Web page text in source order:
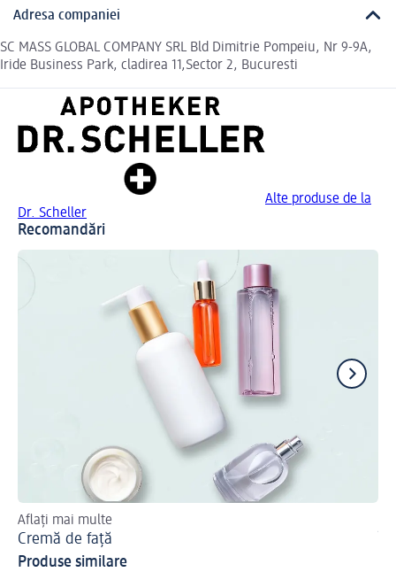
Adresa companiei
SC MASS GLOBAL COMPANY SRL Bld Dimitrie Pompeiu, Nr 9-9A,
Iride Business Park, cladirea 11,Sector 2, Bucuresti
Alte produse de la
Dr. Scheller
Recomandări
Aflați mai multe
Cremă de față
Produse similare